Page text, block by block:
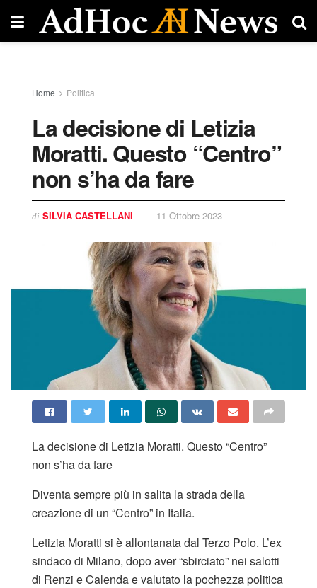
Home Politica
La decisione di Letizia
Moratti. Questo “Centro”
non s’ha da fare
di SILVIA CASTELLANI 11 Ottobre 2023
La decisione di Letizia Moratti. Questo “Centro”
non s’ha da fare
Diventa sempre più in salita la strada della
creazione di un “Centro” in Italia.
Letizia Moratti si è allontanata dal Terzo Polo. L’ex
sindaco di Milano, dopo aver “sbirciato” nei salotti
di Renzi e Calenda e valutato la pochezza politica